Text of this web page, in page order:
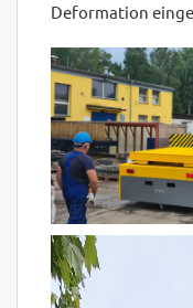
Deformation